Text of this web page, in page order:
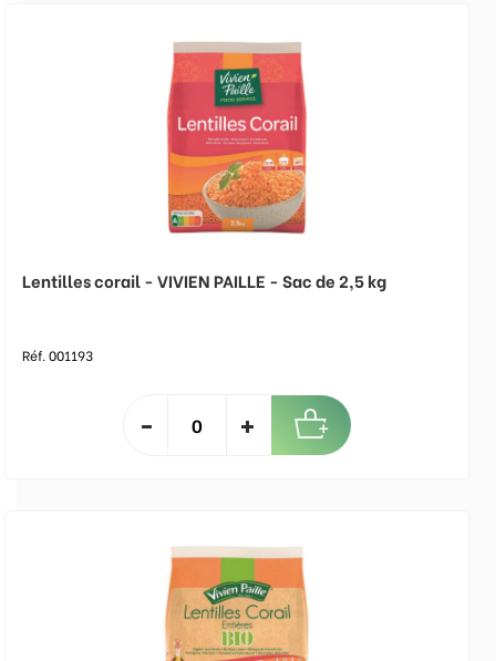
Lentilles corail - VIVIEN PAILLE - Sac de 2,5 kg
Réf. 001193